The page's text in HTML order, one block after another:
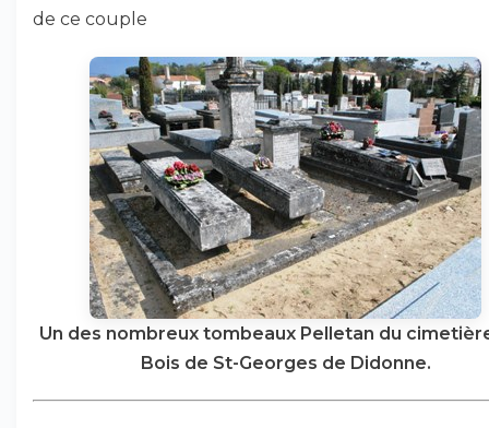
de ce couple
Un des nombreux tombeaux Pelletan du
Bois de St-Georges de Didonne.